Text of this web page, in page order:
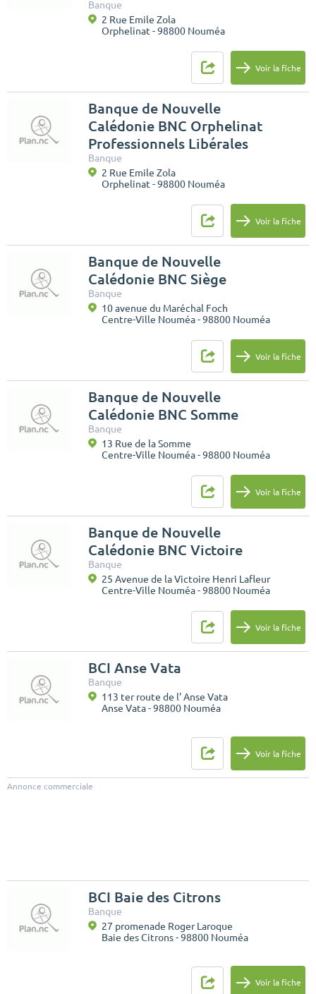
Banque
2 Rue Emile Zola
Orphelinat - 98800 Nouméa
Voir la fiche
Banque de Nouvelle
Calédonie BNC Orphelinat
Professionnels Libérales
Banque
2 Rue Emile Zola
Orphelinat - 98800 Nouméa
Voir la fiche
Banque de Nouvelle
Calédonie BNC Siège
Banque
10 avenue du Maréchal Foch
Centre-Ville Nouméa - 98800 Nouméa
Voir la fiche
Banque de Nouvelle
Calédonie BNC Somme
Banque
13 Rue de la Somme
Centre-Ville Nouméa - 98800 Nouméa
Voir la fiche
Banque de Nouvelle
Calédonie BNC Victoire
Banque
25 Avenue de la Victoire Henri Lafleur
Centre-Ville Nouméa - 98800 Nouméa
Voir la fiche
BCI Anse Vata
Banque
113 ter route de l' Anse Vata
Anse Vata - 98800 Nouméa
Voir la fiche
Annonce commerciale
BCI Baie des Citrons
Banque
27 promenade Roger Laroque
Baie des Citrons - 98800 Nouméa
Voir la fiche